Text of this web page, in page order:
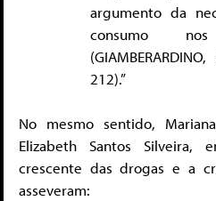
argumento da
consumo
212).”
No mesmo sentido,
Elizabeth Santos
crescente das drogas e a
asseveram: